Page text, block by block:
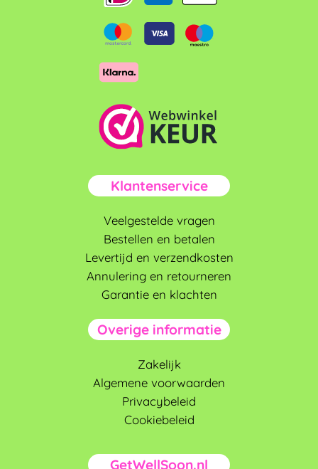
Klantenservice
Veelgestelde vragen
Bestellen en betalen
Levertijd en verzendkosten
Annulering en retourneren
Garantie en klachten
Overige informatie
Zakelijk
Algemene voorwaarden
Privacybeleid
Cookiebeleid
GetWellSoon.nl